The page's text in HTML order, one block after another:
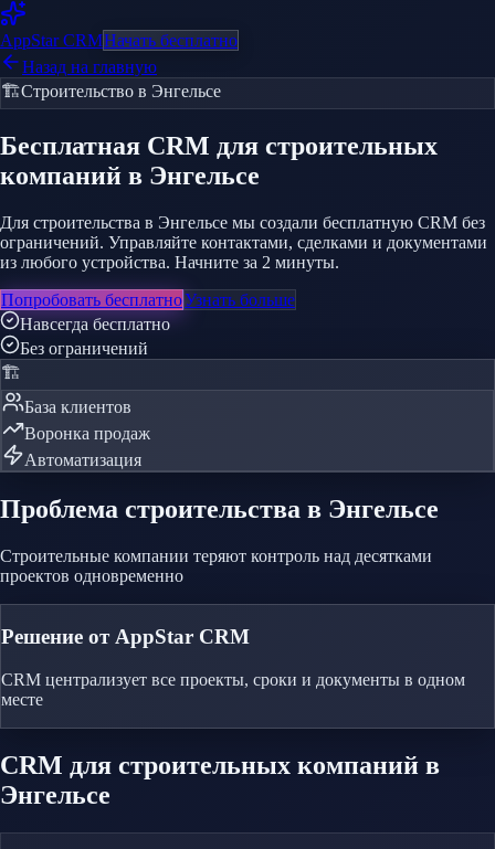
AppStarCRMНачать бесплатно
Назад на главную
🏗️Строительство в Энгельсе
Бесплатная CRM для строительных
компаний в Энгельсе
Для строительства в Энгельсе мы создали бесплатную CRM без
ограничений. Управляйте контактами, сделками и документами
из любого устройства. Начните за 2 минуты.
Попробовать бесплатноУзнать больше
Навсегда бесплатно
Без ограничений
🏗️
База клиентов
Воронка продаж
Автоматизация
Проблема строительства в Энгельсе
Строительные компании теряют контроль над десятками
проектов одновременно
Решение от AppStar CRM
CRM централизует все проекты, сроки и документы в одном
месте
CRM для строительных компаний в
Энгельсе